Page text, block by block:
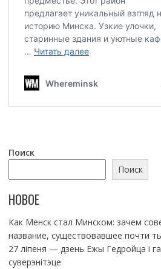
Поиск
Поиск
НОВОЕ
Как Менск стал Минском: зачем
название, существовавшее почти
27 ліпеня — дзень Ежы Гедройца і
суверэнітэце